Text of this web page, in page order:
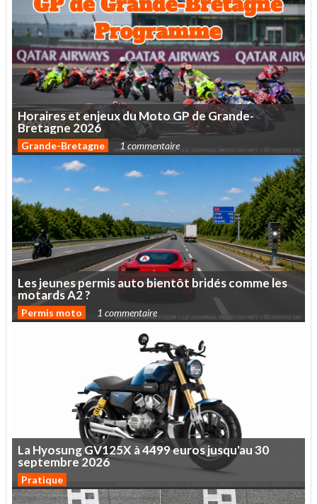
HorairesetenjeuxduMotoGPdeGrande-
Bretagne 2026
Grande-Bretagne 1 commentaire
Lesjeunespermisautobientôt bridéscommeles
motardsA2?
Permis moto 1 commentaire
LaHyosungGV125X à4499eurosjusqu'au30
septembre2026
Pratique